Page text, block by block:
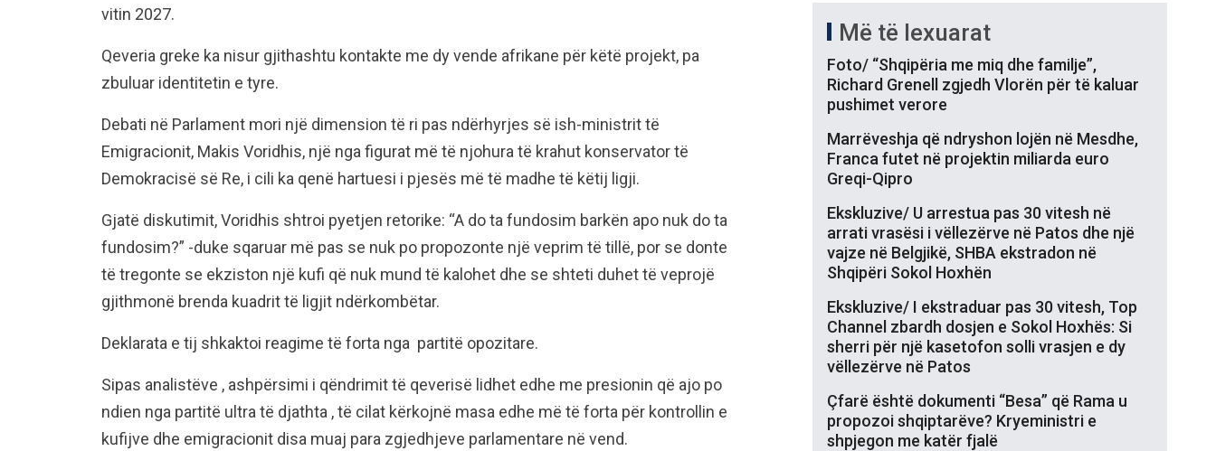
vitin 2027.
Qeveria greke ka nisur gjithashtu kontakte me dy vende afrikane për këtë projekt, pa
zbuluar identitetin e tyre.
Debati në Parlament mori një dimension të ri pas ndërhyrjes së ish-ministrit të
Emigracionit, Makis Voridhis, një nga figurat më të njohura të krahut konservator të
Demokracisë së Re, i cili ka qenë hartuesi i pjesës më të madhe të këtij ligji.
Gjatë diskutimit, Voridhis shtroi pyetjen retorike: “A do ta fundosim barkën apo nuk do ta
fundosim?” -duke sqaruar më pas se nuk po propozonte një veprim të tillë, por se donte
të tregonte se ekziston një kufi që nuk mund të kalohet dhe se shteti duhet të veprojë
gjithmonë brenda kuadrit të ligjit ndërkombëtar.
Deklarata e tij shkaktoi reagime të forta nga partitë opozitare.
Sipas analistëve , ashpërsimi i qëndrimit të qeverisë lidhet edhe me presionin që ajo po
ndien nga partitë ultra të djathta , të cilat kërkojnë masa edhe më të forta për kontrollin e
kufijve dhe emigracionit disa muaj para zgjedhjeve parlamentare në vend.
Më të lexuarat
Foto/ “Shqipëria me miq dhe familje”,
Richard Grenell zgjedh Vlorën për të kaluar
pushimet verore
Marrëveshja që ndryshon lojën në Mesdhe,
Franca futet në projektin miliarda euro
Greqi-Qipro
Ekskluzive/ U arrestua pas 30 vitesh në
arrati vrasësi i vëllezërve në Patos dhe një
vajze në Belgjikë, SHBA ekstradon në
Shqipëri Sokol Hoxhën
Ekskluzive/ I ekstraduar pas 30 vitesh, Top
Channel zbardh dosjen e Sokol Hoxhës: Si
sherri për një kasetofon solli vrasjen e dy
vëllezërve në Patos
Çfarë është dokumenti “Besa” që Rama u
propozoi shqiptarëve? Kryeministri e
shpjegon me katër fjalë